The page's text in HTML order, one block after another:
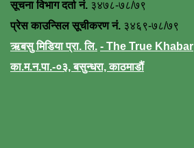
सूचना विभाग दर्ता नं. ३४७८-७८/७९
प्रेस काउन्सिल सूचीकरण नं. ३४६९-७८/७९
ऋबसु मिडिया प्रा. लि. - The True Khabar
का.म.न.पा.-०३, बसुन्धरा, काठमाडौं